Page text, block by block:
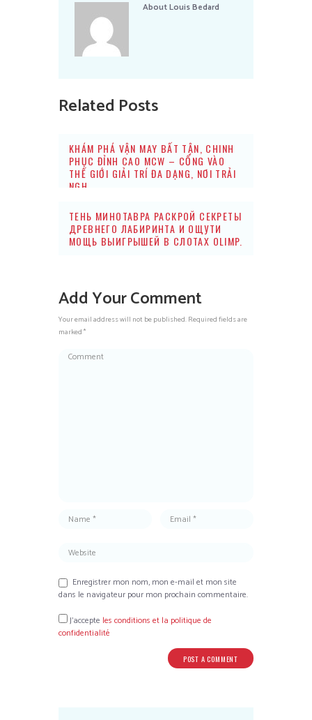
AboutLouis Bedard
Related Posts
KHÁM PHÁ VẬN MAY BẤT TẬN, CHINH
PHỤC ĐỈNH CAO MCW – CỔNG VÀO
THẾ GIỚI GIẢI TRÍ ĐA DẠNG, NƠI TRẢI
NGH
ТЕНЬ МИНОТАВРА РАСКРОЙ СЕКРЕТЫ
ДРЕВНЕГО ЛАБИРИНТА И ОЩУТИ
МОЩЬ ВЫИГРЫШЕЙ В СЛОТАХ OLIMP.
Add Your Comment
Your email address will not be published. Required fields are
marked *
Enregistrer mon nom, mon e-mail et mon site
dans le navigateur pour mon prochain commentaire.
J’accepte les conditions et la politique de
confidentialité